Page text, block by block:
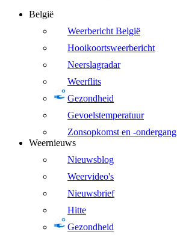
België
Weerbericht België
Hooikoortsweerbericht
Neerslagradar
Weerflits
Gezondheid
Gevoelstemperatuur
Zonsopkomst en -ondergang
Weernieuws
Nieuwsblog
Weervideo's
Nieuwsbrief
Hitte
Gezondheid